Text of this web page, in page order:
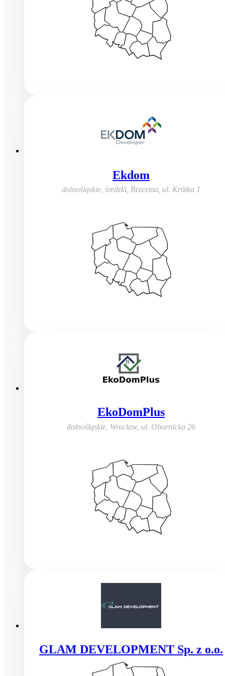
Ekdom
dolnośląskie, średzki, Brzezina ul. Krótka 1
EkoDomPlus
dolnośląskie, Wrocław, ul. Obornicka 26
GLAM DEVELOPMENT Sp. z o.o.